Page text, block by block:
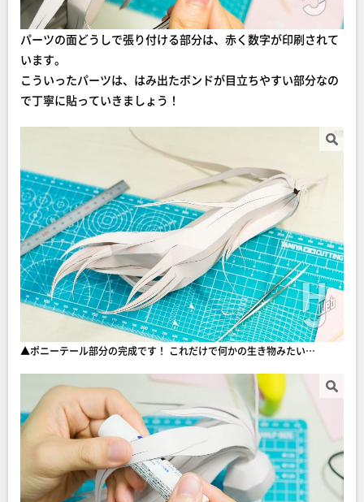
パーツの面どうしで張り付ける部分は、赤く数字が印刷されて
います。
こういったパーツは、はみ出たボンドが目立ちやすい部分なの
で丁寧に貼っていきましょう！
▲ポニーテール部分の完成です！ これだけで何かの生き物みたい…